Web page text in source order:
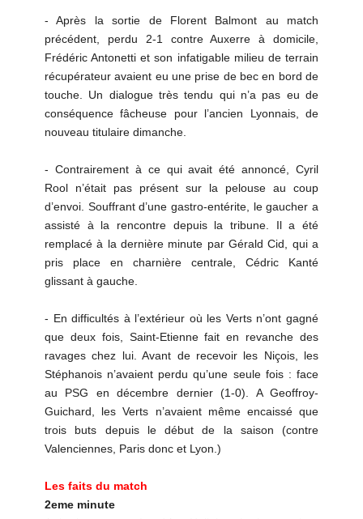
- Après la sortie de Florent Balmont au match
précédent, perdu 2-1 contre Auxerre à domicile,
Frédéric Antonetti et son infatigable milieu de terrain
récupérateur avaient eu une prise de bec en bord de
touche. Un dialogue très tendu qui n’a pas eu de
conséquence fâcheuse pour l’ancien Lyonnais, de
nouveau titulaire dimanche.
- Contrairement à ce qui avait été annoncé, Cyril
Rool n’était pas présent sur la pelouse au coup
d’envoi. Souffrant d’une gastro-entérite, le gaucher a
assisté à la rencontre depuis la tribune. Il a été
remplacé à la dernière minute par Gérald Cid, qui a
pris place en charnière centrale, Cédric Kanté
glissant à gauche.
- En difficultés à l’extérieur où les Verts n’ont gagné
que deux fois, Saint-Etienne fait en revanche des
ravages chez lui. Avant de recevoir les Niçois, les
Stéphanois n’avaient perdu qu’une seule fois : face
au PSG en décembre dernier (1-0). A Geoffroy-
Guichard, les Verts n’avaient même encaissé que
trois buts depuis le début de la saison (contre
Valenciennes, Paris donc et Lyon.)
Les faits du match
2eme minute